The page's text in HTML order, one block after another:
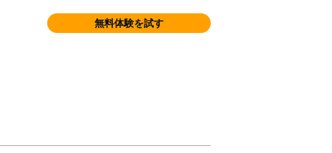
無料体験を試す